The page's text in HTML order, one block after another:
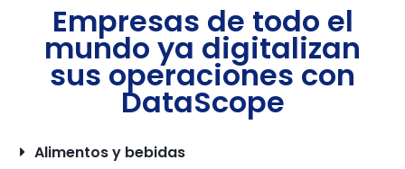
Empresas de todo el
mundo ya digitalizan
sus operaciones con
DataScope
Alimentos y bebidas